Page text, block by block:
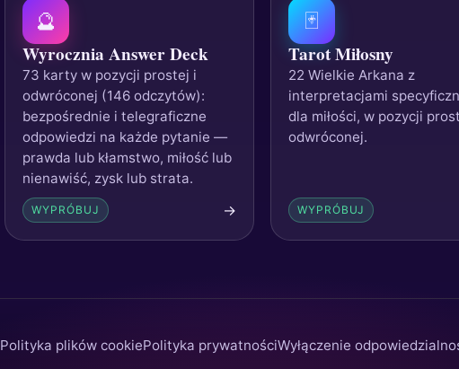
🔮
Wyrocznia Answer Deck
73 karty w pozycji prostej i
odwróconej (146 odczytów):
bezpośrednie i telegraficzne
odpowiedzi na każde pytanie —
prawda lub kłamstwo, miłość lub
nienawiść, zysk lub strata.
WYPRÓBUJ →
🃏
Tarot Miłosny
22 Wielkie Arkana z
interpretacjami
dla miłości, w pozycji
odwróconej.
WYPRÓBUJ
Polityka plików cookiePolityka prywatnościWyłączenie